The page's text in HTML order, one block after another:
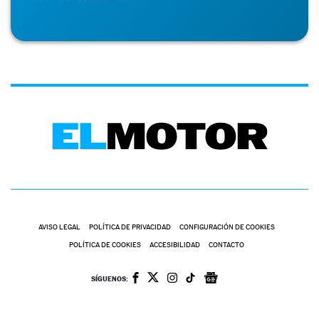
AVISO LEGAL POLÍTICA DE PRIVACIDAD CONFIGURACIÓN DE COOKIES
POLÍTICA DE COOKIES ACCESIBILIDAD CONTACTO
SÍGUENOS: